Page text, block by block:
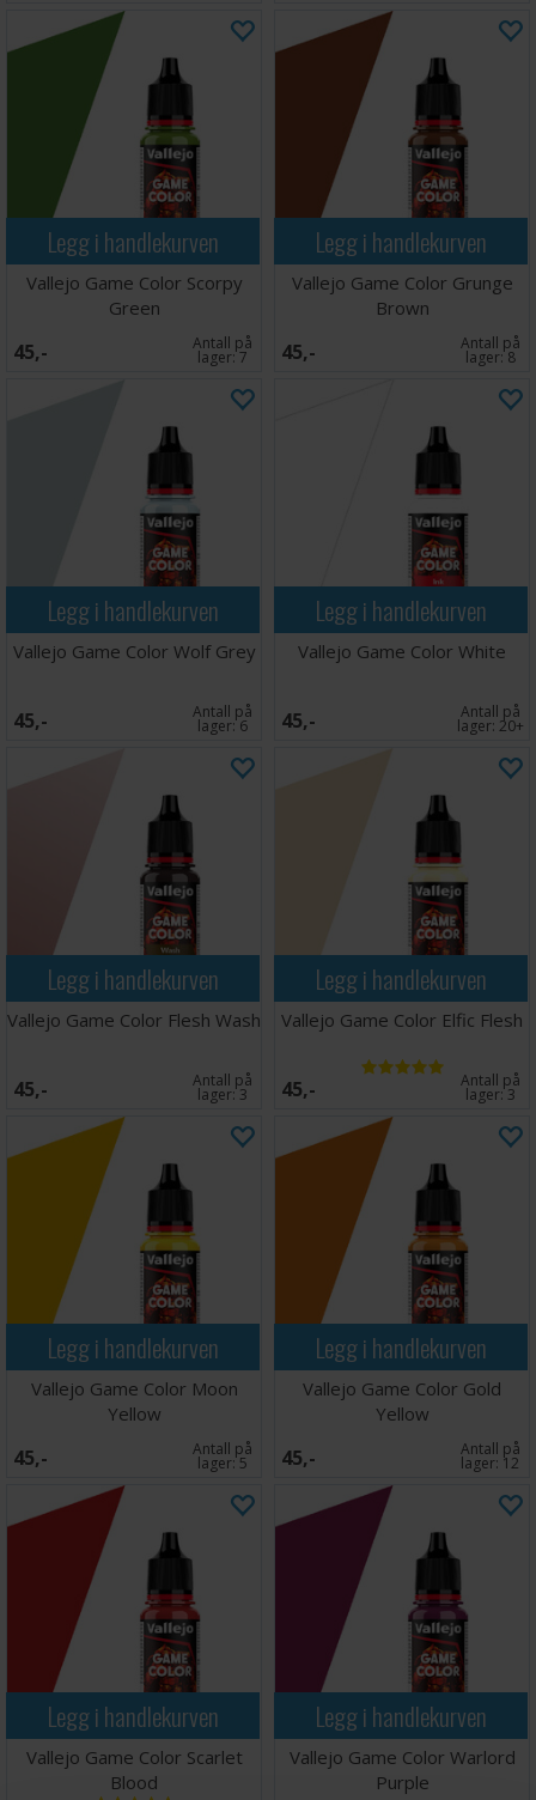
Legg i handlekurven
Vallejo Game Color Scorpy
Green
45,- Antall på
lager:7
Legg i handlekurven
Vallejo Game Color Grunge
Brown
45,- Antall på
lager:8
Legg i handlekurven
Vallejo Game Color Wolf Grey
45,- Antall på
lager:6
Legg i handlekurven
Vallejo Game Color White
45,- Antall på
lager: 20+
Legg i handlekurven
Vallejo Game Color Flesh Wash
45,- Antall på
lager:3
Legg i handlekurven
Vallejo Game Color Elfic Flesh
45,- Antall på
lager:3
Legg i handlekurven
Vallejo Game Color Moon
Yellow
45,- Antall på
lager:5
Legg i handlekurven
Vallejo Game Color Gold
Yellow
45,- Antall på
lager: 12
Legg i handlekurven
Vallejo Game Color Scarlet
Blood
Legg i handlekurven
Vallejo Game Color Warlord
Purple